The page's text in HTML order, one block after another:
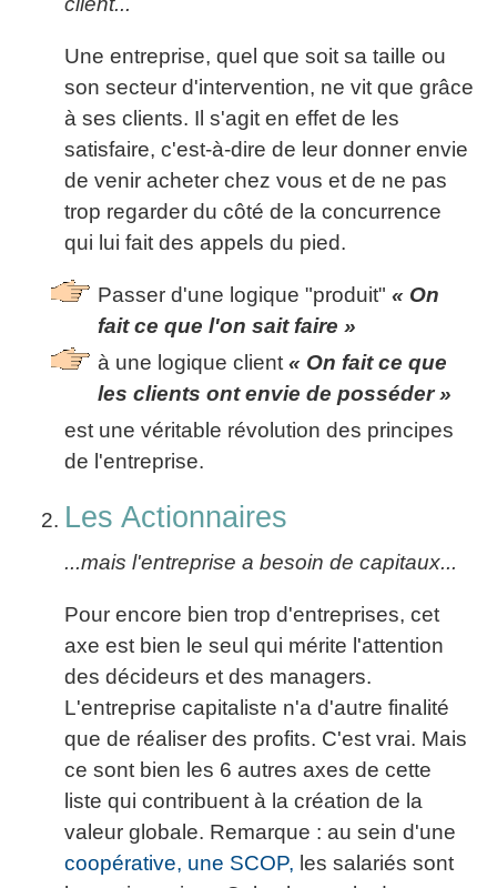
Une entreprise, quel que soit sa taille ou
son secteur d'intervention, ne vit que grâce
à ses clients. Il s'agit en effet de les
satisfaire, c'est-à-dire de leur donner envie
de venir acheter chez vous et de ne pas
trop regarder du côté de la concurrence
qui lui fait des appels du pied.
Passer d'une logique "produit" « On
fait ce que l'on sait faire »
à une logique client « On fait ce que
les clients ont envie de posséder »
est une véritable révolution des principes
de l'entreprise.
Les Actionnaires
...mais l'entreprise a besoin de capitaux...
Pour encore bien trop d'entreprises, cet
axe est bien le seul qui mérite l'attention
des décideurs et des managers.
L'entreprise capitaliste n'a d'autre finalité
que de réaliser des profits. C'est vrai. Mais
ce sont bien les 6 autres axes de cette
liste qui contribuent à la création de la
valeur globale. Remarque : au sein d'une
coopérative, une SCOP, les salariés sont